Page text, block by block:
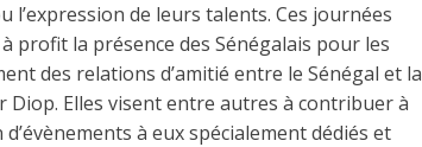
l’expression de leurs talents. Ces journées
profit la présence des Sénégalais pour les
des relations d’amitié entre le Sénégal et la
Diop. Elles visent entre autres à contribuer à
à eux spécialement dédiés et